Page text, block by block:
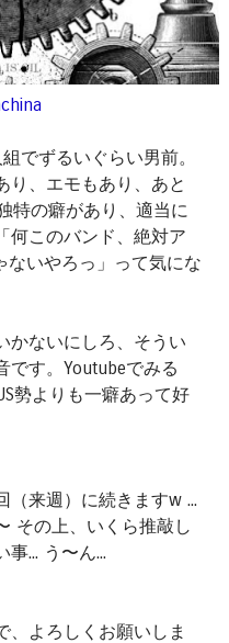
でずるいぐらい男前。
り、エモもあり、あと
特の癖があり、適当に
何このバンド、絶対ア
ないやろっ」って気にな
かないにしろ、そうい
です。Youtubeでみる
勢よりも一癖あって好
（来週）に続きますw ...
その上、いくら推敲し
... う〜ん...
、よろしくお願いしま